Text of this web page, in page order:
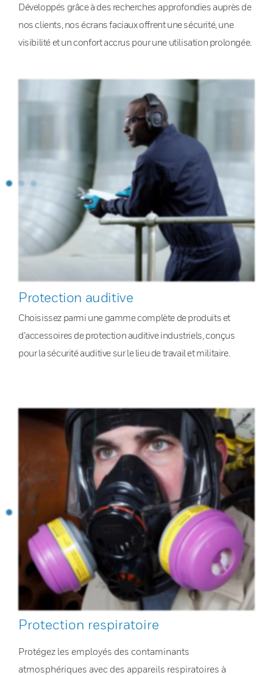
Développés grâce à des recherches approfondies auprès de
nos clients, nos écrans faciaux offrent une sécurité, une
visibilité et un confort accrus pour une utilisation prolongée.
Protection auditive
Choisissez parmi une gamme complète de produits et
d’accessoires de protection auditive industriels, conçus
pour la sécurité auditive sur le lieu de travail et militaire.
Protection respiratoire
Protégez les employés des contaminants
atmosphériques avec des appareils respiratoires à